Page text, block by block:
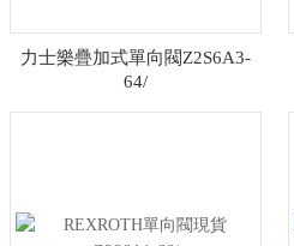
力士樂疊加式單向閥Z2S6A3-
64/